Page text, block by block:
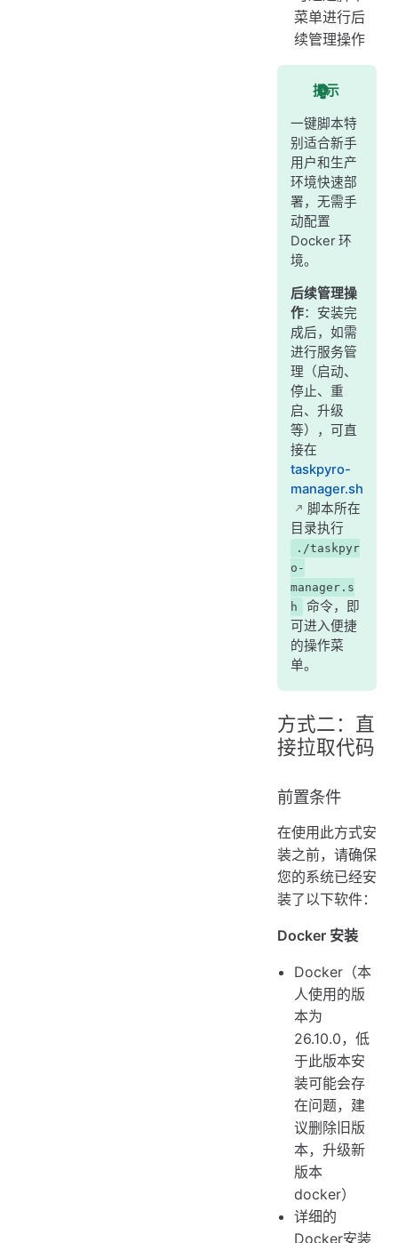
菜单进行后
续管理操作
提示
一键脚本特
别适合新手
用户和生产
环境快速部
署，无需手
动配置
Docker 环
境。
后续管理操
作：安装完
成后，如需
进行服务管
理（启动、
停止、重
启、升级
等），可直
接在
taskpyro-
manager.sh
脚本所在
目录执行
./taskpyr
o-
manager.s
h
命令，即
可进入便捷
的操作菜
单。
方式二：直
接拉取代码
前置条件
在使用此方式安
装之前，请确保
您的系统已经安
装了以下软件：
Docker 安装
Docker（本
人使用的版
本为
26.10.0，低
于此版本安
装可能会存
在问题，建
议删除旧版
本，升级新
版本
docker）
详细的
Docker安装